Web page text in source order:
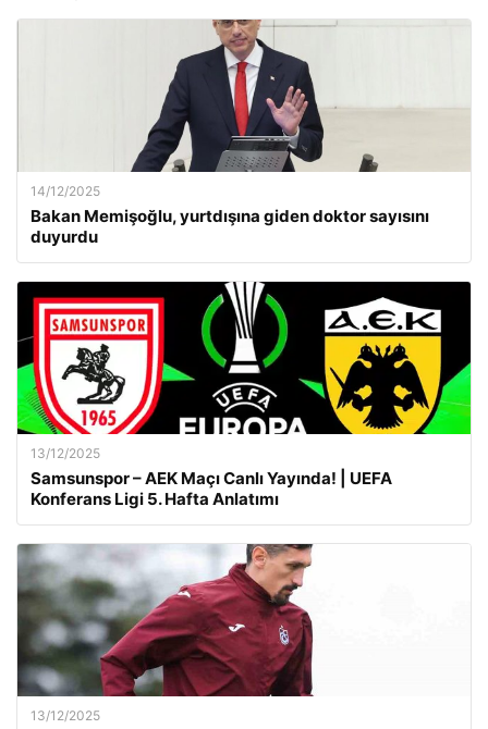
14/12/2025
Bakan Memişoğlu, yurtdışına giden doktor sayısını
duyurdu
13/12/2025
Samsunspor – AEK Maçı Canlı Yayında! | UEFA
Konferans Ligi 5. Hafta Anlatımı
13/12/2025